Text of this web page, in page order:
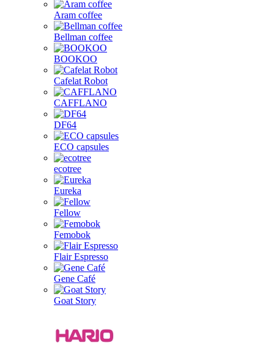
Aram coffee
Bellman coffee
BOOKOO
Cafelat Robot
CAFFLANO
DF64
ECO capsules
ecotree
Eureka
Fellow
Femobok
Flair Espresso
Gene Café
Goat Story